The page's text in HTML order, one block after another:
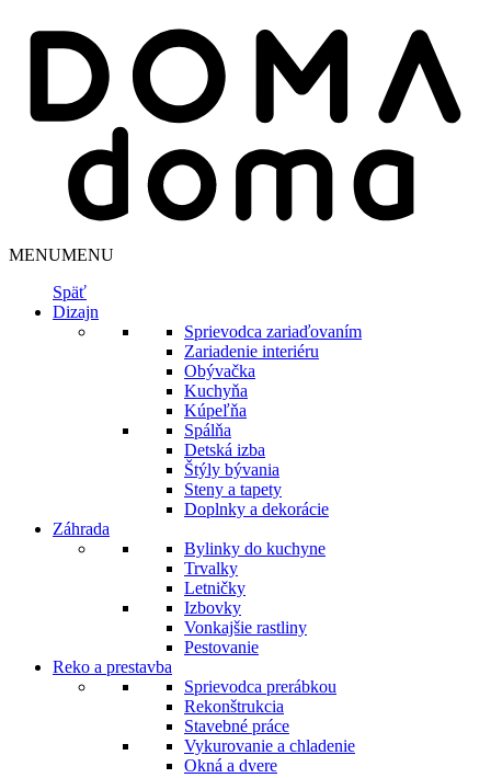
MENUMENU
Späť
Dizajn
Sprievodca zariaďovaním
Zariadenie interiéru
Obývačka
Kuchyňa
Kúpeľňa
Spálňa
Detská izba
Štýly bývania
Steny a tapety
Doplnky a dekorácie
Záhrada
Bylinky do kuchyne
Trvalky
Letničky
Izbovky
Vonkajšie rastliny
Pestovanie
Reko a prestavba
Sprievodca prerábkou
Rekonštrukcia
Stavebné práce
Vykurovanie a chladenie
Okná a dvere